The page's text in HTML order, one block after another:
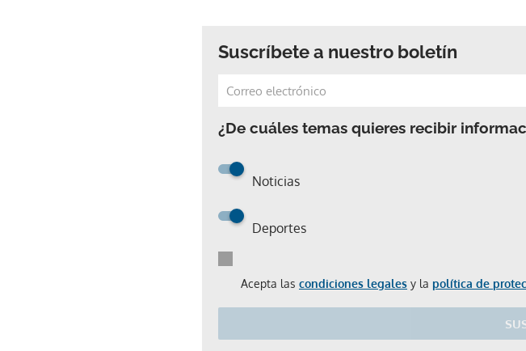
Suscríbete a nuestro boletín
¿De cuáles temas quieres recibir
Noticias
Deportes
Acepta las condiciones legales y la política de
Gracias por